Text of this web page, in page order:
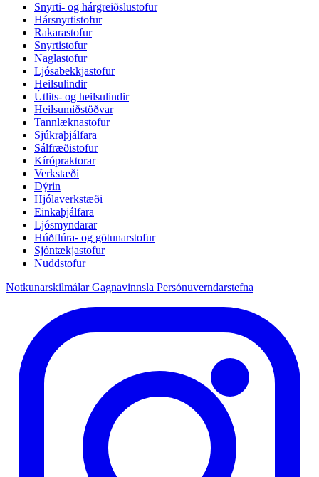
Snyrti- og hárgreiðslustofur
Hársnyrtistofur
Rakarastofur
Snyrtistofur
Naglastofur
Ljósabekkjastofur
Heilsulindir
Útlits- og heilsulindir
Heilsumiðstöðvar
Tannlæknastofur
Sjúkraþjálfara
Sálfræðistofur
Kírópraktorar
Verkstæði
Dýrin
Hjólaverkstæði
Einkaþjálfara
Ljósmyndarar
Húðflúra- og götunarstofur
Sjóntækjastofur
Nuddstofur
NotkunarskilmálarGagnavinnsla Persónuverndarstefna